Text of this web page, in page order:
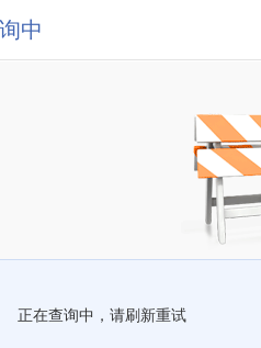
中
正在查询中，请刷新重试